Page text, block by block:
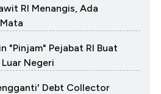
RI Menangis, Ada
"Pinjam" Pejabat RI Buat
Negeri
Debt Collector